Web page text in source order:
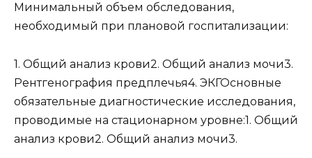
Минимальный объем обследования,
необходимый при плановой госпитализации:
1. Общий анализ крови2. Общий анализ мочи3.
Рентгенография предплечья4. ЭКГОсновные
обязательные диагностические исследования,
проводимые на стационарном уровне:1. Общий
анализ крови2. Общий анализ мочи3.